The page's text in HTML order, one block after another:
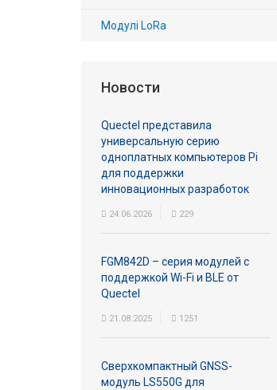
Модулі LoRa
Новости
Quectel представила
универсальную серию
одноплатных компьютеров Pi
для поддержки
инновационных разработок
24.06.2026 229
FGM842D – серия модулей с
поддержкой Wi-Fi и BLE от
Quectel
21.08.2025 1251
Сверхкомпактный GNSS-
модуль LS550G для